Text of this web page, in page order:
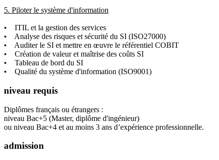
5. Piloter le système d'information
• ITIL et la gestion des services
• Analyse des risques et sécurité du SI (ISO27000)
• Auditer le SI et mettre en œuvre le référentiel COBIT
• Création de valeur et maîtrise des coûts SI
• Tableau de bord du SI
• Qualité du système d'information (ISO9001)
niveau requis
Diplômes français ou étrangers :
niveau Bac+5 (Master, diplôme d'ingénieur)
ou niveau Bac+4 et au moins 3 ans d’expérience professionnelle.
admission